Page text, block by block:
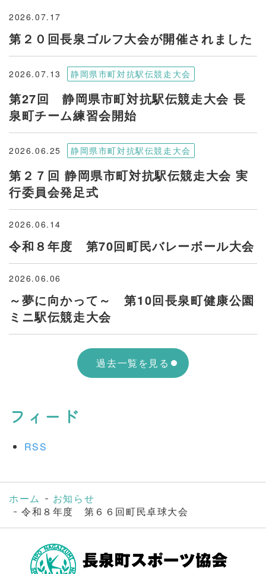
2026.07.17
第２０回長泉ゴルフ大会が開催されました
2026.07.13 静岡県市町対抗駅伝競走大会
第27回 静岡県市町対抗駅伝競走大会 長
泉町チーム練習会開始
2026.06.25 静岡県市町対抗駅伝競走大会
第２７回 静岡県市町対抗駅伝競走大会 実
行委員会発足式
2026.06.14
令和８年度 第70回町民バレーボール大会
2026.06.06
～夢に向かって～ 第10回長泉町健康公園
ミニ駅伝競走大会
過去一覧を見る
フィード
RSS
ホーム
お知らせ
令和８年度 第６６回町民卓球大会